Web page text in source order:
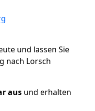
und lassen Sie
nach Lorsch
aus und erhalten